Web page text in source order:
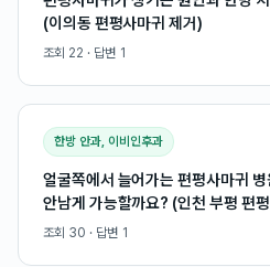
(이의동 편평사마귀 제거)
조회 22 · 답변 1
한방 안과, 이비인후과
얼굴쪽에서 늘어가는 편평사마귀
안남게 가능할까요? (인천 부평 편
조회 30 · 답변 1